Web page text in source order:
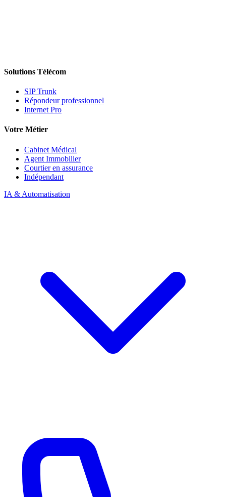
Solutions Télécom
SIP Trunk
Répondeur professionnel
Internet Pro
Votre Métier
Cabinet Médical
Agent Immobilier
Courtier en assurance
Indépendant
IA & Automatisation